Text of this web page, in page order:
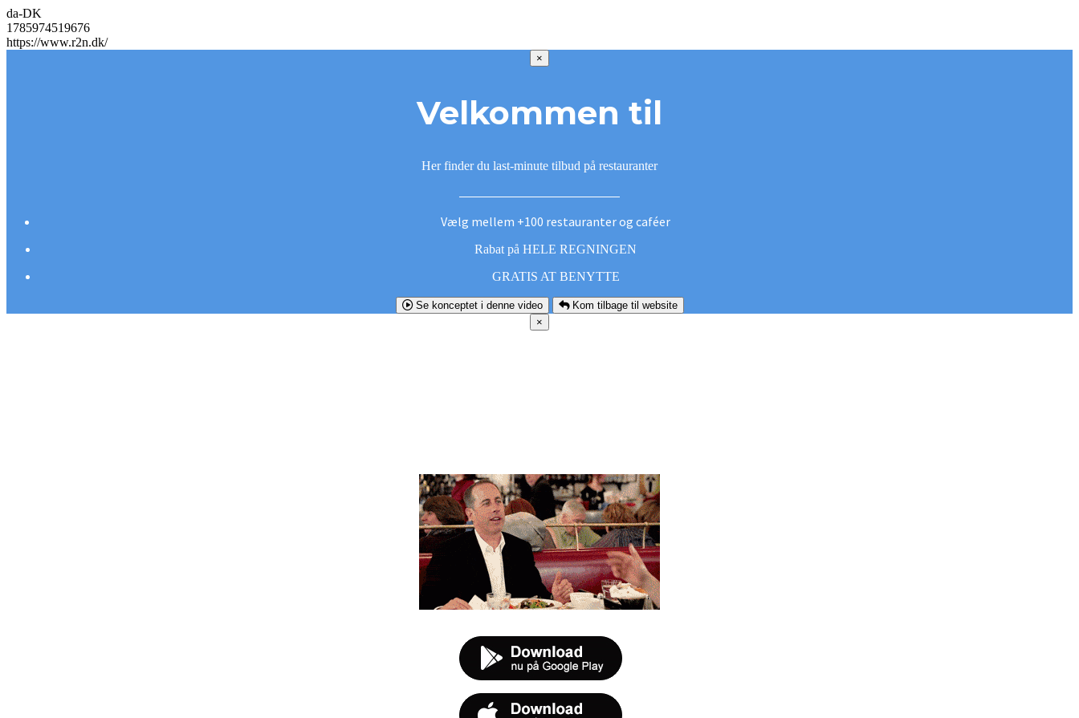
da-DK
1785974519676
https://www.r2n.dk/
×
Velkommen til
Her finder du last-minute tilbud på restauranter
Vælg mellem +100 restauranter og caféer
Rabat på HELE REGNINGEN
GRATIS AT BENYTTE
Se konceptet i denne video
Kom tilbage til website
×